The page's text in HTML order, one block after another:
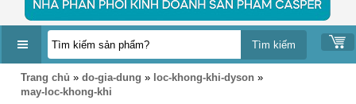
DANH
MỤC
Trang chủ » do-gia-dung » loc-khong-khi-dyson »
may-loc-khong-khi